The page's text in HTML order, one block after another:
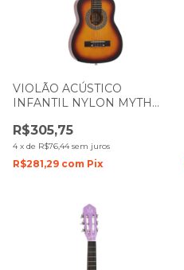
VIOLÃO ACÚSTICO
INFANTIL NYLON MYTH
SUNBURST 1097
R$305,75
4 x de R$76,44 sem juros
R$281,29 com Pix